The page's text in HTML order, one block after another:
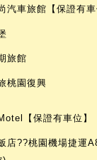
汽車旅館【保證有
旅館
桃園復興
【保證有車位】
店??桃園機場捷運